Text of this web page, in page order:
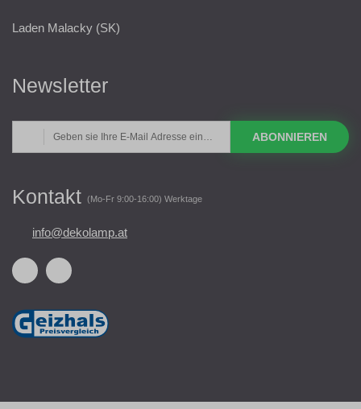
Laden Malacky (SK)
Newsletter
ABONNIEREN
Kontakt (Mo-Fr 9:00-16:00) Werktage
info@dekolamp.at